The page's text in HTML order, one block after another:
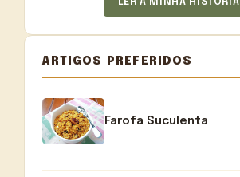
LER A MINHA HISTÓRIA
ARTIGOS PREFERIDOS
Farofa Suculenta